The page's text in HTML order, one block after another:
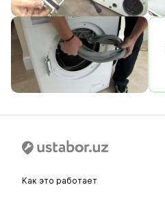
Как это работает